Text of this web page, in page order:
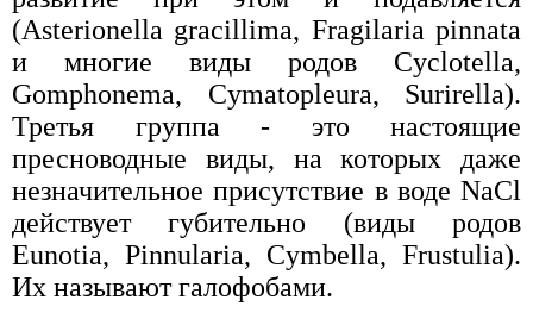
(Asterionella gracillima, Fragilaria pinnata
и многие виды родов Cyclotella,
Gomphonema, Cymatopleura, Surirella).
Третья группа - это настоящие
пресноводные виды, на которых даже
незначительное присутствие в воде NaCl
действует губительно (виды родов
Eunotia, Pinnularia, Cymbella, Frustulia).
Их называют галофобами.